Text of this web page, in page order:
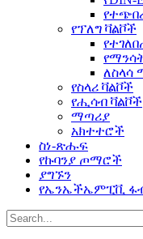
የፕለግ ቫልቮች
ለስላሳ
የስላሪ ቫልቮች
የሒሳብ ቫልቮች
ማጣሪያ
አክተተሮች
ስነ-ጽሑፍ
የኩባንያ ጦማሮች
ያግኙን
የኤንኤችኤምፒቪ